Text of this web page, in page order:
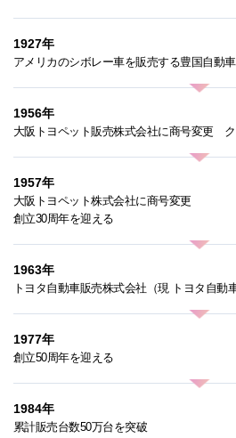
1927年
アメリカのシボレー車を販売する豊国自動
1956年
大阪トヨペット販売株式会社に商号変更
1957年
大阪トヨペット株式会社に商号変更
創立30周年を迎える
1963年
トヨタ自動車販売株式会社（現 トヨタ自動
1977年
創立50周年を迎える
1984年
累計販売台数50万台を突破